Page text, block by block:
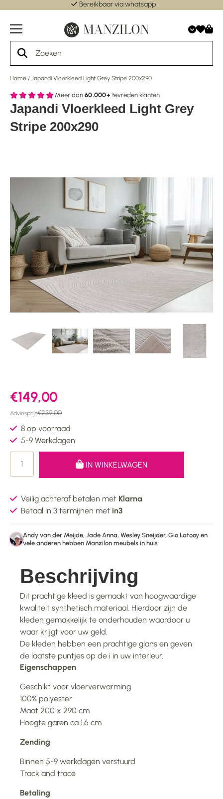
Bereikbaar via whatsapp
Home / Japandi Vloerkleed Light Grey Stripe 200x290
Meer dan 60.000+ tevreden klanten
Japandi Vloerkleed Light Grey
Stripe 200x290
€149,00
Adviesprijs€239,00
8 op voorraad
5-9 Werkdagen
IN WINKELWAGEN
Veilig achteraf betalen met Klarna
Betaal in 3 termijnen met in3
Andy van der Meijde, Jade Anna, Wesley Sneijder, Gio Latooy en
vele anderen hebben Manzilon meubels in huis
Beschrijving
Dit prachtige kleed is gemaakt van hoogwaardige
kwaliteit synthetisch materiaal. Hierdoor zijn de
kleden gemakkelijk te onderhouden waardoor u
waar krijgt voor uw geld.
De kleden hebben een prachtige glans en geven
de laatste puntjes op de i in uw interieur.
Eigenschappen
Geschikt voor vloerverwarming
100% polyester
Maat 200 x 290 cm
Hoogte garen ca 1.6 cm
Zending
Binnen 5-9 werkdagen verstuurd
Track and trace
Betaling